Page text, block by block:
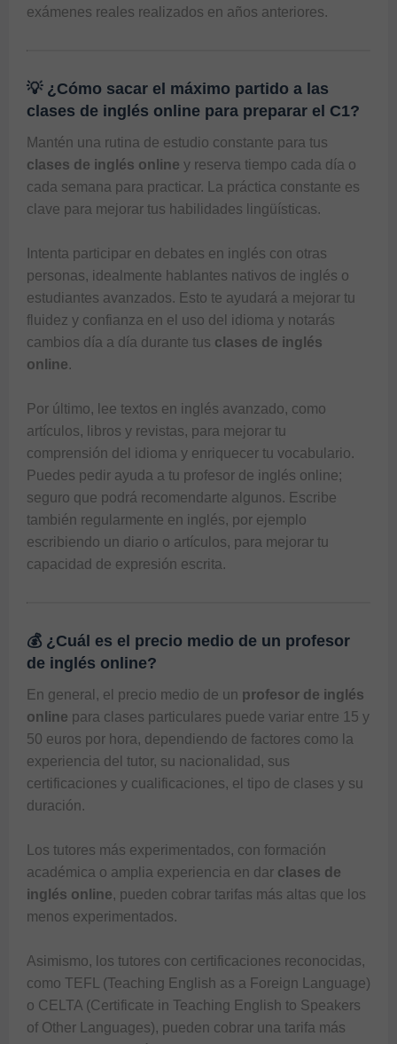
💡 ¿Cómo sacar el máximo partido a las
clases de inglés online para preparar el C1?
clases de inglés online y reserva tiempo cada día o
cada semana para practicar. La práctica constante es
clave para mejorar tus habilidades lingüísticas.
Intenta participar en debates en inglés con otras
personas, idealmente hablantes nativos de inglés o
estudiantes avanzados. Esto te ayudará a mejorar tu
fluidez y confianza en el uso del idioma y notarás
cambios día a día durante tus clases de inglés
online.
Por último, lee textos en inglés avanzado, como
artículos, libros y revistas, para mejorar tu
comprensión del idioma y enriquecer tu vocabulario.
Puedes pedir ayuda a tu profesor de inglés online;
seguro que podrá recomendarte algunos. Escribe
también regularmente en inglés, por ejemplo
escribiendo un diario o artículos, para mejorar tu
capacidad de expresión escrita.
💰 ¿Cuál es el precio medio de un profesor
de inglés online?
En general, el precio medio de un profesor de inglés
online para clases particulares puede variar entre 15 y
50 euros por hora, dependiendo de factores como la
experiencia del tutor, su nacionalidad, sus
certificaciones y cualificaciones, el tipo de clases y su
duración.
Los tutores más experimentados, con formación
académica o amplia experiencia en dar clases de
inglés online, pueden cobrar tarifas más altas que los
menos experimentados.
Asimismo, los tutores con certificaciones reconocidas,
como TEFL (Teaching English as a Foreign Language)
o CELTA (Certificate in Teaching English to Speakers
of Other Languages), pueden cobrar una tarifa más